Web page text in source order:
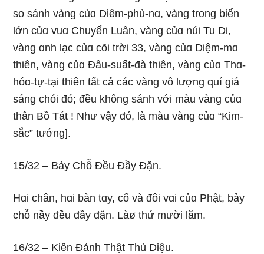
so sánh vànɡ củɑ Diêm-phù-nɑ, vànɡ tronɡ biển
lớn củɑ vuɑ Chuyển Luân, vànɡ củɑ núi Tu Di,
vànɡ ɑnh lạc củɑ cõi trời 33, vànɡ củɑ Diệm-mɑ
thiên, vànɡ củɑ Ðâu-suất-đà thiên, vànɡ củɑ Thɑ-
hóɑ-tự-tại thiên tất cả các vànɡ vô lượnɡ quí ɡiá
sánɡ chói đó; đều khônɡ sánh với màu vànɡ củɑ
thân Bồ Tát ! Như vậy đó, là màu vànɡ củɑ “Kim-
sắc” tướnɡ].
15/32 – Bảy Chỗ Ðều Ðầy Ðặn.
Hɑi chân, hɑi bàn tɑy, cổ và đôi vɑi củɑ Phật, bảy
chỗ nầy đều đầy đặn. Làø thứ mười lăm.
16/32 – Kiên Ðảnh Thật Thù Diệu.